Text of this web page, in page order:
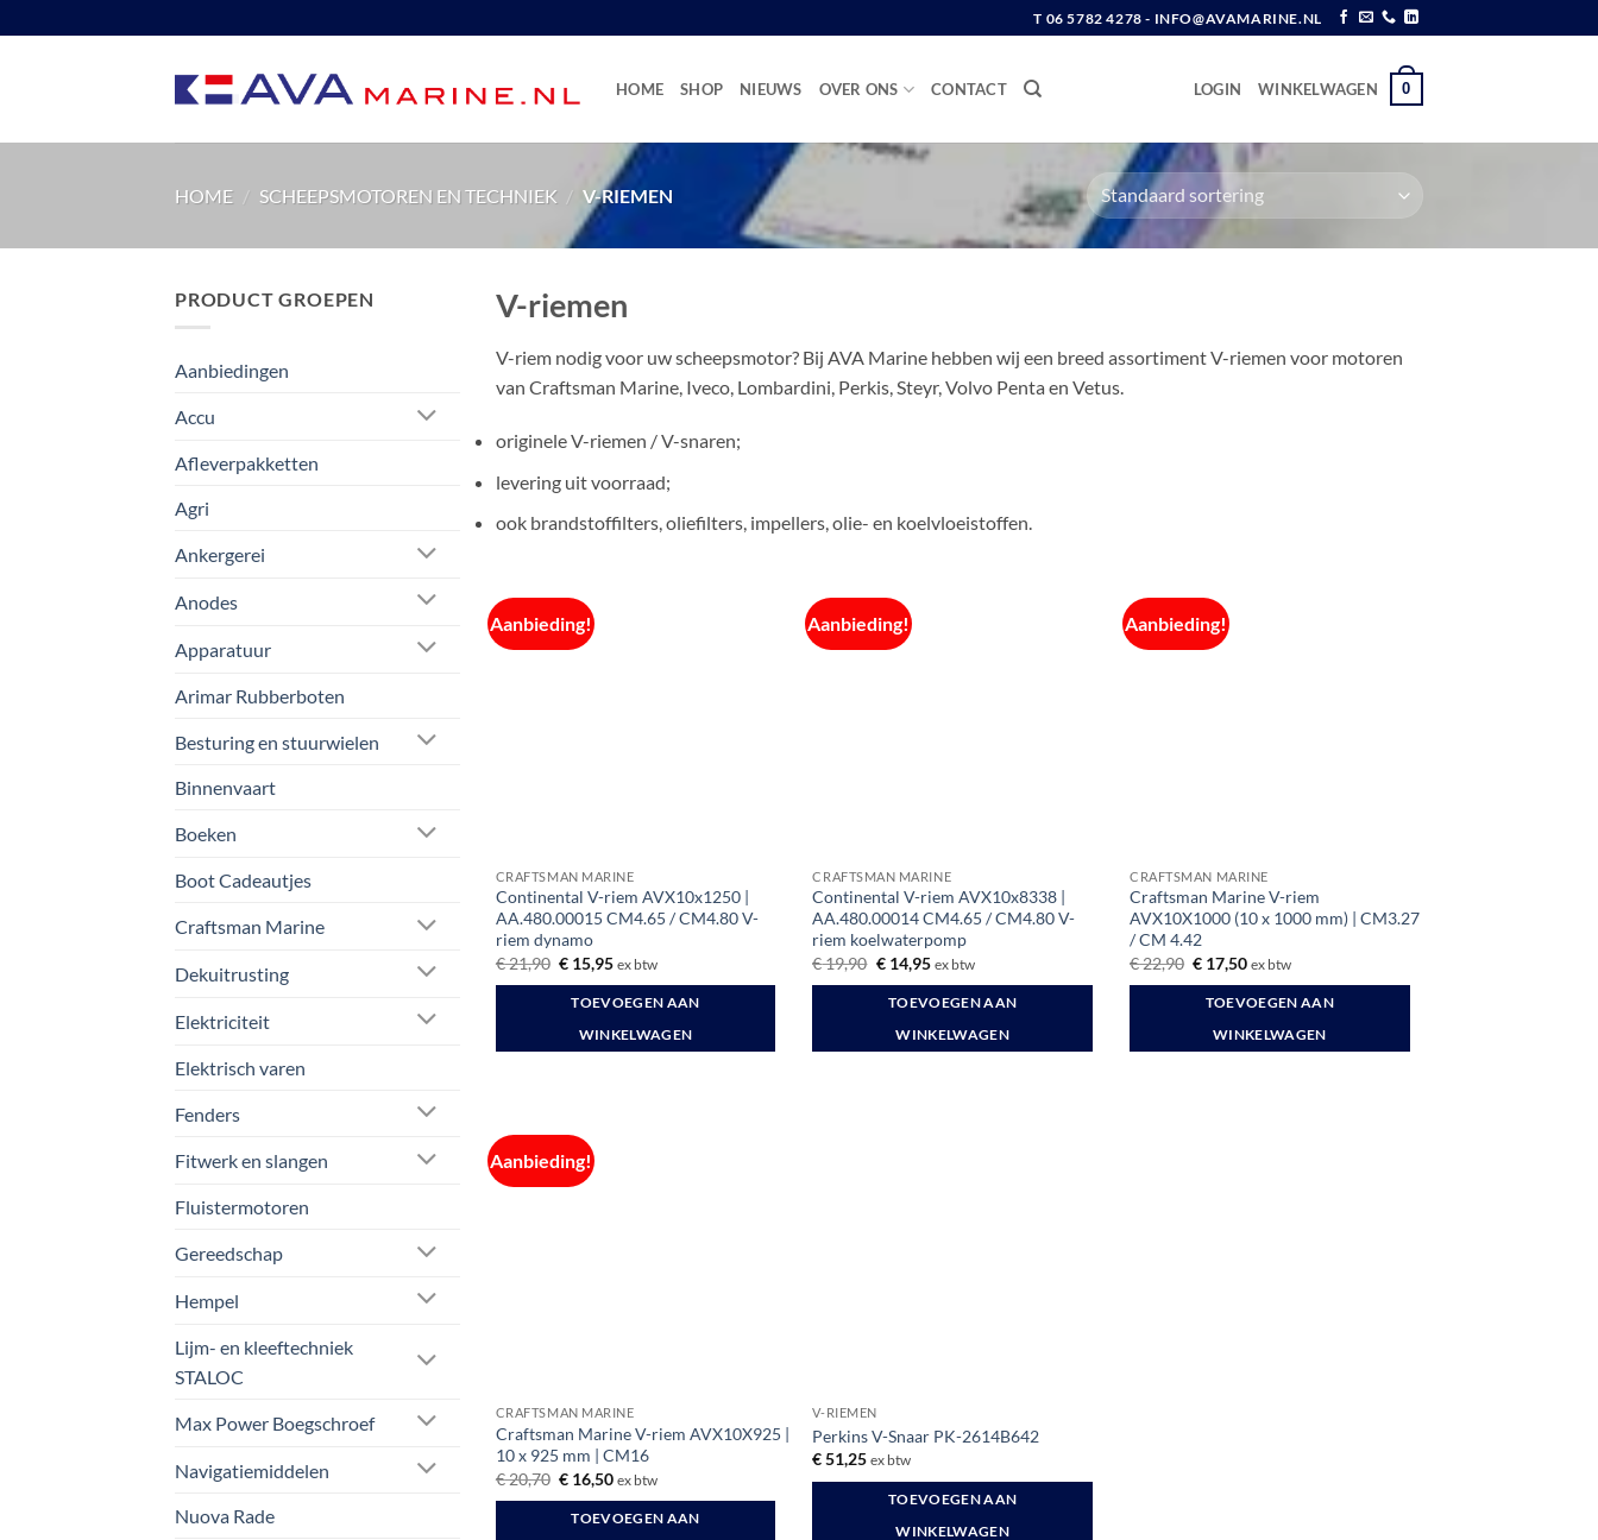
naar
T 06 5782 4278 - INFO@AVAMARINE.NL
HOME SHOP NIEUWS OVER ONS CONTACT LOGIN WINKELWAGEN 0
HOME / SCHEEPSMOTOREN EN TECHNIEK / V-RIEMEN
PRODUCT GROEPEN
Aanbiedingen
Accu
Afleverpakketten
Agri
Ankergerei
Anodes
Apparatuur
Arimar Rubberboten
Besturing en stuurwielen
Binnenvaart
Boeken
Boot Cadeautjes
Craftsman Marine
Dekuitrusting
Elektriciteit
Elektrisch varen
Fenders
Fitwerk en slangen
Fluistermotoren
Gereedschap
Hempel
Lijm- en kleeftechniek
STALOC
Max Power Boegschroef
Navigatiemiddelen
Nuova Rade
V-riemen
V-riem nodig voor uw scheepsmotor? Bij AVA Marine hebben wij een breed assortiment V-riemen voor motoren
van Craftsman Marine, Iveco, Lombardini, Perkis, Steyr, Volvo Penta en Vetus.
originele V-riemen / V-snaren;
levering uit voorraad;
ook brandstoffilters, oliefilters, impellers, olie- en koelvloeistoffen.
Aanbieding!
CRAFTSMAN MARINE
Continental V-riem AVX10x1250 |
AA.480.00015 CM4.65 / CM4.80 V-
riem dynamo
€21,90 Oorspronkelijke
prijs
was:
€ 21,90.
€ 15,95Huidige
is:
€ 15,95.
ex btw
TOEVOEGEN AAN
WINKELWAGEN
Aanbieding!
CRAFTSMAN MARINE
Continental V-riem AVX10x8338 |
AA.480.00014 CM4.65 / CM4.80 V-
riem koelwaterpomp
€19,90 Oorspronkelijke
was:
€ 19,90.
€14,95Huidige
is:
€ 14,95.
ex btw
TOEVOEGEN AAN
WINKELWAGEN
Aanbieding!
CRAFTSMAN MARINE
Craftsman Marine V-riem
AVX10X1000 (10 x 1000 mm) | CM3.27
/ CM 4.42
€22,90 Oorspronkelijke
prijs
was:
€ 22,90.
€ 17,50Huidige
is:
€ 17,50.
ex btw
TOEVOEGEN AAN
WINKELWAGEN
Aanbieding!
CRAFTSMAN MARINE
Craftsman Marine V-riem AVX10X925 |
10 x 925 mm | CM16
€20,70 Oorspronkelijke
prijs
was:
€ 20,70.
€ 16,50Huidige
is:
€ 16,50.
ex btw
TOEVOEGEN AAN
V-RIEMEN
Perkins V-Snaar PK-2614B642
€51,25 ex btw
TOEVOEGEN AAN
WINKELWAGEN